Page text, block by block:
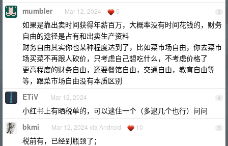
3
mumbler Mar 12, 2024 5
如果是靠出卖时间获得年薪百万，大概率没有时间花钱的，财务
自由的途径是占有和出卖生产资料
财务自由其实你也某种程度达到了，比如菜市场自由，你去菜市
场买菜不再跟人砍价，只考虑自己想吃什么，不考虑价格了
更高程度的财务自由，还要餐馆自由，交通自由，教育自由等
等，跟菜市场自由没有本质区别
4
ETiV Mar 12, 2024
小红书上有晒税单的，可以逮住一个（多逮几个也行）问问
5
bkmi Mar 12, 2024 via Android 10
税前有，已经到瓶颈了；